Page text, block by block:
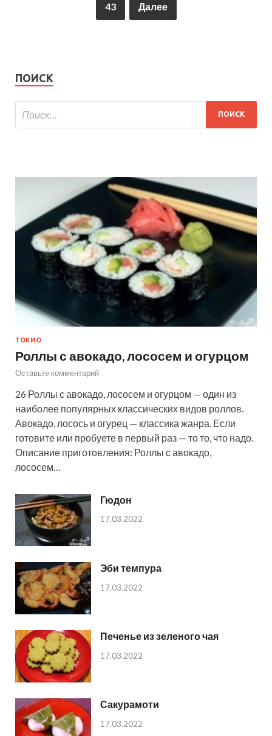
43 Далее
ПОИСК
ТОКИО
Роллы с авокадо, лососем и огурцом
Оставьте комментарий
26 Роллы с авокадо, лососем и огурцом — один из
наиболее популярных классических видов роллов.
Авокадо, лосось и огурец — классика жанра. Если
готовите или пробуете в первый раз — то то, что надо.
Описание приготовления: Роллы с авокадо,
лососем…
Гюдон
17.03.2022
Эби темпура
17.03.2022
Печенье из зеленого чая
17.03.2022
Сакурамоти
17.03.2022